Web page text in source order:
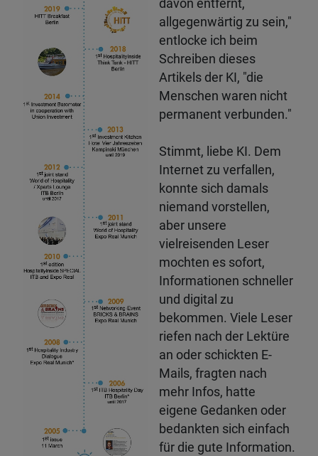
davon entfernt,
allgegenwärtig zu sein,"
entlocke ich beim
Schreiben dieses
Artikels der KI, "die
Menschen waren nicht
permanent verbunden."
Stimmt, liebe KI. Dem
Internet zu verfallen,
konnte sich damals
niemand vorstellen,
aber unsere
vielreisenden Leser
mochten es sofort,
Informationen schneller
und digital zu
bekommen. Viele Leser
riefen nach der Lektüre
an oder schickten E-
Mails, fragten nach
mehr Infos, hatte
eigene Gedanken oder
bedankten sich einfach
für die gute Information.